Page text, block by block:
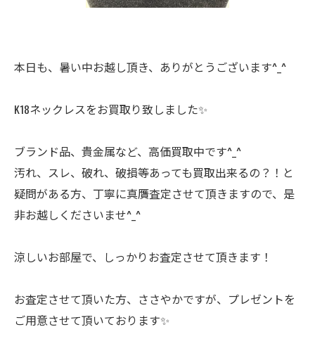
本日も、暑い中お越し頂き、ありがとうございます^_^
K18ネックレスをお買取り致しました✨
ブランド品、貴金属など、高価買取中です^_^
汚れ、スレ、破れ、破損等あっても買取出来るの？！と
疑問がある方、丁寧に真贋査定させて頂きますので、是
非お越しくださいませ^_^
涼しいお部屋で、しっかりお査定させて頂きます！
お査定させて頂いた方、ささやかですが、プレゼントを
ご用意させて頂いております✨